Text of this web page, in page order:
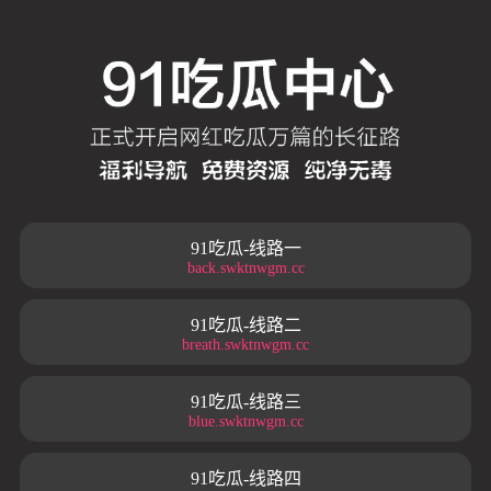
91吃瓜-线路一
back.swktnwgm.cc
91吃瓜-线路二
breath.swktnwgm.cc
91吃瓜-线路三
blue.swktnwgm.cc
91吃瓜-线路四